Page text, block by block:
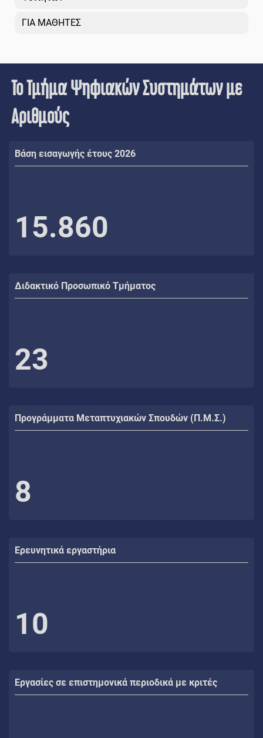
ΓΙΑ ΜΑΘΗΤΕΣ
Το Τμήμα Ψηφιακών Συστημάτων με
Αριθμούς
Βάση εισαγωγής έτους 2026
15.860
Διδακτικό Προσωπικό Τμήματος
23
Προγράμματα Μεταπτυχιακών Σπουδών (Π.Μ.Σ.)
8
Ερευνητικά εργαστήρια
10
Εργασίες σε επιστημονικά περιοδικά με κριτές